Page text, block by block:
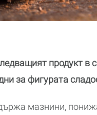
продукт в
за фигурата
мазнини,